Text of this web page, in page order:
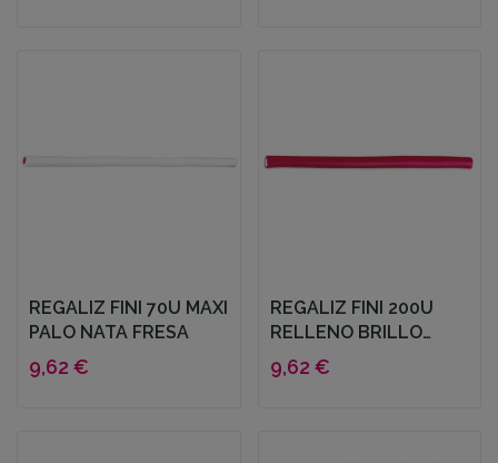
REGALIZ FINI 70U MAXI
PALO NATA FRESA
9,62 €
REGALIZ FINI 200U
RELLENO BRILLO
FRESA
9,62 €